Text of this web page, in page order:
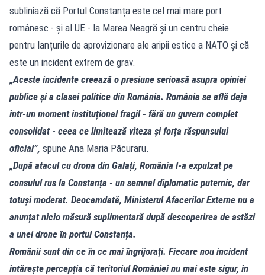
subliniază că Portul Constanța este cel mai mare port
românesc - și al UE - la Marea Neagră și un centru cheie
pentru lanțurile de aprovizionare ale aripii estice a NATO și că
este un incident extrem de grav.
„Aceste incidente creează o presiune serioasă asupra opiniei
publice și a clasei politice din România. România se află deja
într-un moment instituțional fragil - fără un guvern complet
consolidat - ceea ce limitează viteza și forța răspunsului
oficial”, spune Ana Maria Păcuraru.
„După atacul cu drona din Galați, România l-a expulzat pe
consulul rus la Constanța - un semnal diplomatic puternic, dar
totuși moderat. Deocamdată, Ministerul Afacerilor Externe nu a
anunțat nicio măsură suplimentară după descoperirea de astăzi
a unei drone în portul Constanța.
Românii sunt din ce în ce mai îngrijorați. Fiecare nou incident
întărește percepția că teritoriul României nu mai este sigur, în